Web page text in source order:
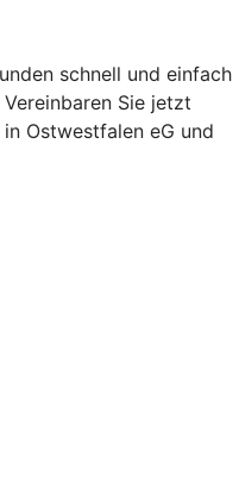
schnell und einfach
Sie jetzt
Ostwestfalen eG und